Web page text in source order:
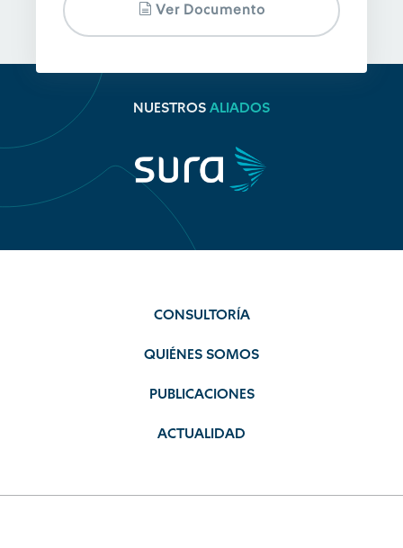
Ver Documento
NUESTROS ALIADOS
CONSULTORÍA
QUIÉNES SOMOS
PUBLICACIONES
ACTUALIDAD